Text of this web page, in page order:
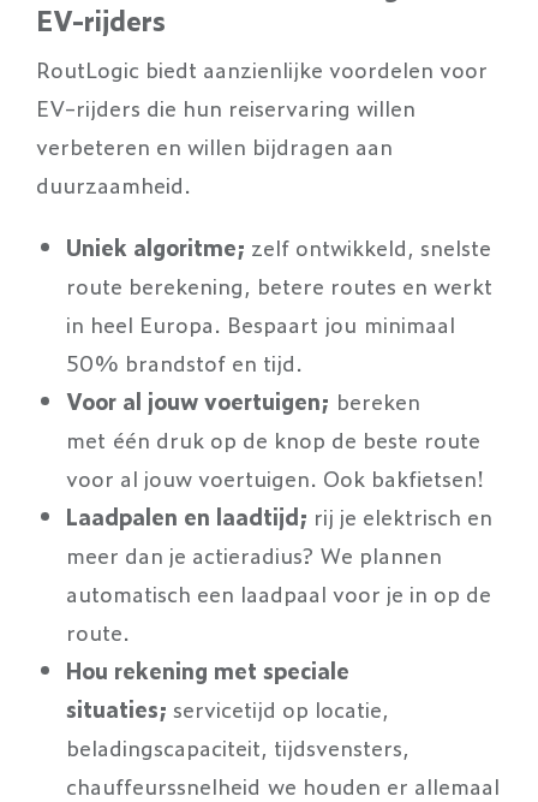
EV-rijders
RoutLogic biedt aanzienlijke voordelen voor
EV-rijders die hun reiservaring willen
verbeteren en willen bijdragen aan
duurzaamheid.
Uniek algoritme; zelf ontwikkeld, snelste
route berekening, betere routes en werkt
in heel Europa. Bespaart jou minimaal
50% brandstof en tijd.
Voor al jouw voertuigen; bereken
met één druk op de knop de beste route
voor al jouw voertuigen. Ook bakfietsen!
Laadpalen en laadtijd; rij je elektrisch en
meer dan je actieradius? We plannen
automatisch een laadpaal voor je in op de
route.
Hou rekening met speciale
situaties; servicetijd op locatie,
beladingscapaciteit, tijdsvensters,
chauffeurssnelheid we houden er allemaal